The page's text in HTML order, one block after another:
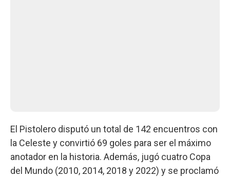
El Pistolero disputó un total de 142 encuentros con
la Celeste y convirtió 69 goles para ser el máximo
anotador en la historia. Además, jugó cuatro Copa
del Mundo (2010, 2014, 2018 y 2022) y se proclamó